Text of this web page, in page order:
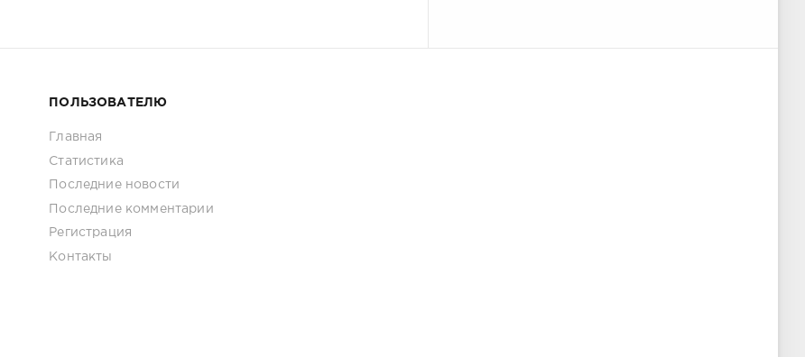
ПОЛЬЗОВАТЕЛЮ
Главная
Статистика
Последние новости
Последние комментарии
Регистрация
Контакты